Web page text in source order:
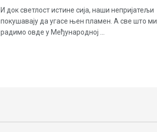
И док светлост истине сија, наши непријатељи
покушавају да угасе њен пламен. А све што ми
радимо овде у Међународној ...